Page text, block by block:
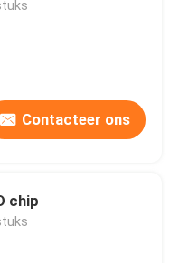
Contacteer ons
chip